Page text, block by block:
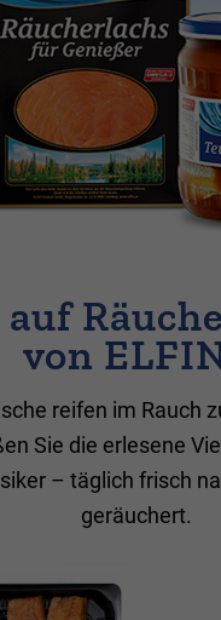
von
reifen im Rauch
Sie die erlesene
– täglich frisch
geräuchert.